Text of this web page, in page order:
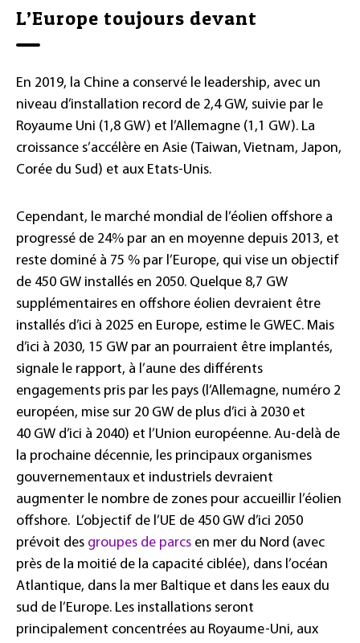
L’Europe toujours devant
En 2019, la Chine a conservé le leadership, avec un
niveau d’installation record de 2,4 GW, suivie par le
Royaume Uni (1,8 GW) et l’Allemagne (1,1 GW). La
croissance s’accélère en Asie (Taiwan, Vietnam, Japon,
Corée du Sud) et aux Etats-Unis.
Cependant, le marché mondial de l’éolien offshore a
progressé de 24% par an en moyenne depuis 2013, et
reste dominé à 75 % par l’Europe, qui vise un objectif
de 450 GW installés en 2050. Quelque 8,7 GW
supplémentaires en offshore éolien devraient être
installés d’ici à 2025 en Europe, estime le GWEC. Mais
d’ici à 2030, 15 GW par an pourraient être implantés,
signale le rapport, à l’aune des différents
engagements pris par les pays (l’Allemagne, numéro 2
européen, mise sur 20 GW de plus d’ici à 2030 et
40 GW d’ici à 2040) et l’Union européenne. Au-delà de
la prochaine décennie, les principaux organismes
gouvernementaux et industriels devraient
augmenter le nombre de zones pour accueillir l’éolien
offshore. L’objectif de l’UE de 450 GW d’ici 2050
prévoit des groupes de parcs en mer du Nord (avec
près de la moitié de la capacité ciblée), dans l’océan
Atlantique, dans la mer Baltique et dans les eaux du
sud de l’Europe. Les installations seront
principalement concentrées au Royaume-Uni, aux